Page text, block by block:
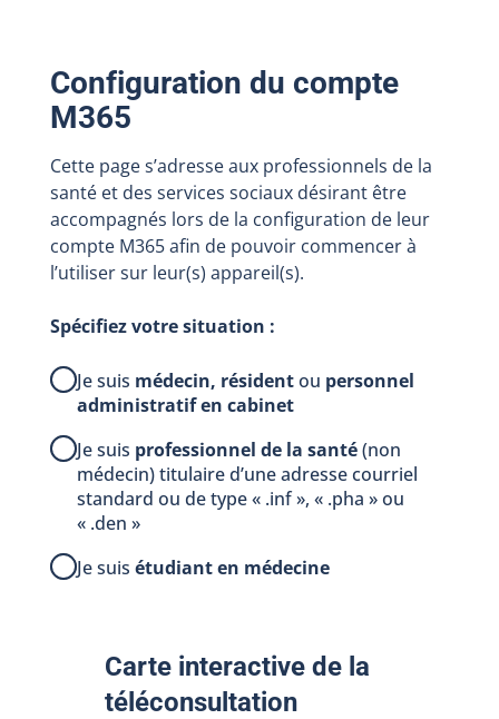
Configuration du compte
M365
Cette page s’adresse aux professionnels de la
santé et des services sociaux désirant être
accompagnés lors de la configuration de leur
compte M365 afin de pouvoir commencer à
l’utiliser sur leur(s) appareil(s).
Spécifiez votre situation :
Je suis médecin, résidentou personnel
administratif en cabinet
Je suis professionnel de la santé(non
médecin) titulaire d’une adresse courriel
standard ou de type « .inf », « .pha » ou
« .den »
Je suis étudiant en médecine
Carte interactive de la
téléconsultation